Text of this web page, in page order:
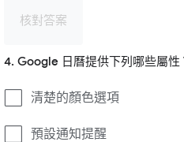
核對答案
4. Google 日曆提供下列哪些屬性
清楚的顏色選項
預設通知提醒